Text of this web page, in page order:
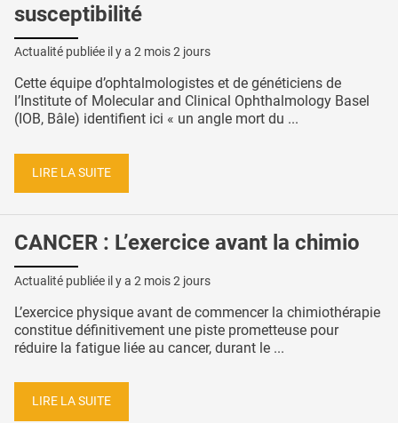
susceptibilité
Actualité publiée il y a 2 mois 2 jours
Cette équipe d’ophtalmologistes et de généticiens de
l’Institute of Molecular and Clinical Ophthalmology Basel
(IOB, Bâle) identifient ici « un angle mort du ...
LIRE LA SUITE
CANCER : L’exercice avant la chimio
Actualité publiée il y a 2 mois 2 jours
L’exercice physique avant de commencer la chimiothérapie
constitue définitivement une piste prometteuse pour
réduire la fatigue liée au cancer, durant le ...
LIRE LA SUITE